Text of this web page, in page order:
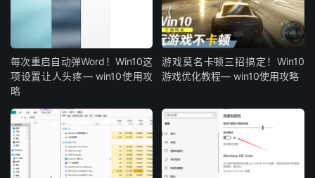
每次重启自动弹Word！Win10这
项设置让人头疼— win10使用攻
略
游戏莫名卡顿三招搞定！Win10
游戏优化教程— win10使用攻略